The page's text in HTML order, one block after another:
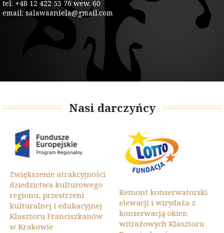
tel: +48 12 422 53 76 wew. 60
email: salawaaniela@gmail.com
Nasi darczyńcy
Zwiększenie atrakcyjności
dziedzictwa kulturowego
regionu, przestrzeni
kulturalnej i edukacyjnej
Klasztoru Franciszkanów
w Krakowie
Remont konserwatorski
elewacji i wirydaża z
konserwacją okien
witrażowych Klasztoru